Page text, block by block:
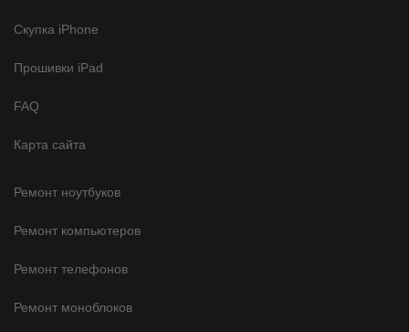
Скупка iPhone
Прошивки iPad
FAQ
Карта сайта
Ремонт ноутбуков
Ремонт компьютеров
Ремонт телефонов
Ремонт моноблоков